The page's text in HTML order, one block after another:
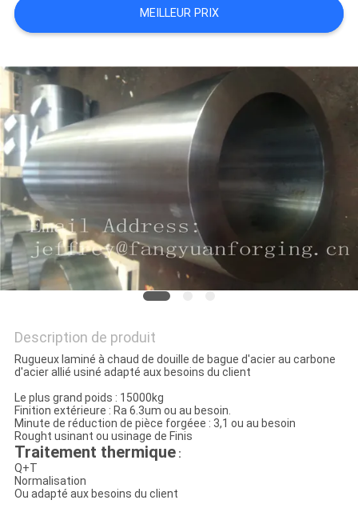
NOUVELLES
UNE
CITATION
PLAN
DU
SITE
PRIVACY
POLICY
MEILLEUR PRIX
Description de produit
Rugueux laminé à chaud de douille de bague d'acier au carbone
d'acier allié usiné adapté aux besoins du client
Le plus grand poids : 15000kg
Finition extérieure : Ra 6.3um ou au besoin.
Minute de réduction de pièce forgéee : 3,1 ou au besoin
Rought usinant ou usinage de Finis
Traitement thermique:
Q+T
Normalisation
Ou adapté aux besoins du client